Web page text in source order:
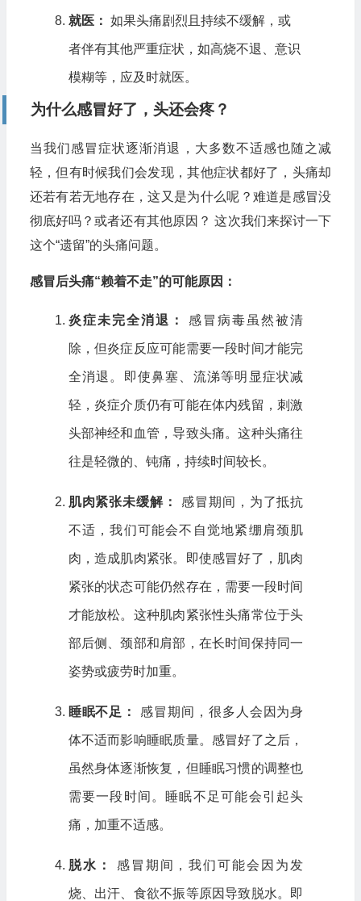
就医： 如果头痛剧烈且持续不缓解，或
者伴有其他严重症状，如高烧不退、意识
模糊等，应及时就医。
为什么感冒好了，头还会疼？
当我们感冒症状逐渐消退，大多数不适感也随之减
轻，但有时候我们会发现，其他症状都好了，头痛却
还若有若无地存在，这又是为什么呢？难道是感冒没
彻底好吗？或者还有其他原因？ 这次我们来探讨一下
这个“遗留”的头痛问题。
感冒后头痛“赖着不走”的可能原因：
炎症未完全消退： 感冒病毒虽然被清
除，但炎症反应可能需要一段时间才能完
全消退。即使鼻塞、流涕等明显症状减
轻，炎症介质仍有可能在体内残留，刺激
头部神经和血管，导致头痛。这种头痛往
往是轻微的、钝痛，持续时间较长。
肌肉紧张未缓解： 感冒期间，为了抵抗
不适，我们可能会不自觉地紧绷肩颈肌
肉，造成肌肉紧张。即使感冒好了，肌肉
紧张的状态可能仍然存在，需要一段时间
才能放松。这种肌肉紧张性头痛常位于头
部后侧、颈部和肩部，在长时间保持同一
姿势或疲劳时加重。
睡眠不足： 感冒期间，很多人会因为身
体不适而影响睡眠质量。感冒好了之后，
虽然身体逐渐恢复，但睡眠习惯的调整也
需要一段时间。睡眠不足可能会引起头
痛，加重不适感。
脱水： 感冒期间，我们可能会因为发
烧、出汗、食欲不振等原因导致脱水。即